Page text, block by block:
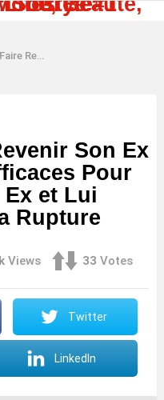
Son Ex et Lui Faire Regretter La Rupture
Son Ex
Pour
et Lui
Rupture
Views 33 Votes
Twitter
LinkedIn